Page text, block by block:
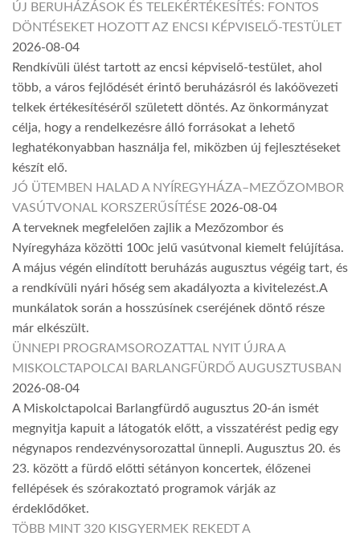
ÚJ BERUHÁZÁSOK ÉS TELEKÉRTÉKESÍTÉS: FONTOS
DÖNTÉSEKET HOZOTT AZ ENCSI KÉPVISELŐ-TESTÜLET
2026-08-04
Rendkívüli ülést tartott az encsi képviselő-testület, ahol
több, a város fejlődését érintő beruházásról és lakóövezeti
telkek értékesítéséről született döntés. Az önkormányzat
célja, hogy a rendelkezésre álló forrásokat a lehető
leghatékonyabban használja fel, miközben új fejlesztéseket
készít elő.
JÓ ÜTEMBEN HALAD A NYÍREGYHÁZA–MEZŐZOMBOR
VASÚTVONAL KORSZERŰSÍTÉSE 2026-08-04
A terveknek megfelelően zajlik a Mezőzombor és
Nyíregyháza közötti 100c jelű vasútvonal kiemelt felújítása.
A május végén elindított beruházás augusztus végéig tart, és
a rendkívüli nyári hőség sem akadályozta a kivitelezést.A
munkálatok során a hosszúsínek cseréjének döntő része
már elkészült.
ÜNNEPI PROGRAMSOROZATTAL NYIT ÚJRA A
MISKOLCTAPOLCAI BARLANGFÜRDŐ AUGUSZTUSBAN
2026-08-04
A Miskolctapolcai Barlangfürdő augusztus 20-án ismét
megnyitja kapuit a látogatók előtt, a visszatérést pedig egy
négynapos rendezvénysorozattal ünnepli. Augusztus 20. és
23. között a fürdő előtti sétányon koncertek, élőzenei
fellépések és szórakoztató programok várják az
érdeklődőket.
TÖBB MINT 320 KISGYERMEK REKEDT A